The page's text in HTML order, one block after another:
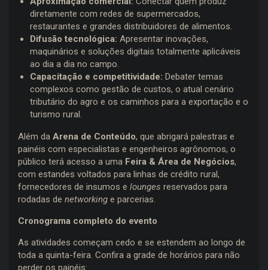
diretamente com redes de supermercados,
restaurantes e grandes distribuidores de alimentos.
Difusão tecnológica: Apresentar inovações,
maquinários e soluções digitais totalmente aplicáveis
ao dia a dia no campo.
Capacitação e competitividade: Debater temas
complexos como gestão de custos, o atual cenário
tributário do agro e os caminhos para a exportação e o
turismo rural.
Além da Arena de Conteúdo, que abrigará palestras e
painéis com especialistas e engenheiros agrônomos, o
público terá acesso a uma Feira & Área de Negócios,
com estandes voltados para linhas de crédito rural,
fornecedores de insumos e lounges reservados para
rodadas de networking e parcerias.
Cronograma completo do evento
As atividades começam cedo e se estendem ao longo de
toda a quinta-feira. Confira a grade de horários para não
perder os painéis: